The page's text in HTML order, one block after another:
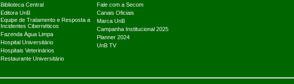
Biblioteca Central
Editora UnB
Equipe de Tratamento e Resposta a
Incidentes Cibernéticos
Fazenda Água Limpa
Hospital Universitário
Hospitais Veterinários
Restaurante Universitário
Fale com a Secom
Canais Oficiais
Marca UnB
Campanha Institucional 2025
Planner 2024
UnB TV